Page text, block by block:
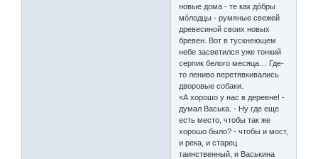
новые дома - те как дóбры
мóлодцы - румяные свежей
древесиной своих новых
бревен. Вот в тускнеющем
небе засветился уже тонкий
серпик белого месяца… Где-
то лениво перетявкивались
дворовые собаки.
«А хорошо у нас в деревне! -
думал Васька. - Ну где еще
есть место, чтобы так же
хорошо было? - чтобы и мост,
и река, и старец
таинственный, и Васькина